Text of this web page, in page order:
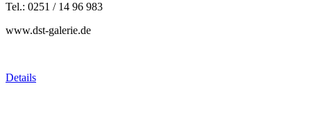
Tel.: 0251 / 14 96 983
www.dst-galerie.de
Details